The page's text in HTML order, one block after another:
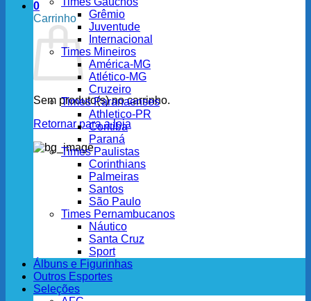
0
Carrinho
Sem produto(s) no carrinho.
Retornar para a loja
Grêmio
Juventude
Internacional
Times Mineiros
América-MG
Atlético-MG
Cruzeiro
Times Paranaenses
Athletico-PR
Coritiba
Paraná
Times Paulistas
Corinthians
Palmeiras
Santos
São Paulo
Times Pernambucanos
Náutico
Santa Cruz
Sport
Álbuns e Figurinhas
Outros Esportes
Seleções